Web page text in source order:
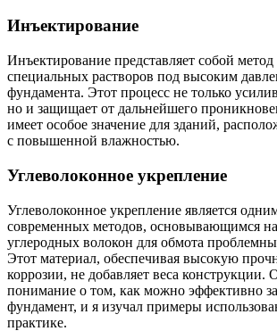
Инъектирование
Инъектирование представляет собой метод
специальных растворов под высоким
фундамента. Этот процесс не только
но и защищает от дальнейшего
имеет особое значение для зданий,
с повышенной влажностью.
Углеволоконное укрепление
Углеволоконное укрепление является
современных методов, основывающимся
углеродных волокон для обмота
Этот материал, обеспечивая высокую
коррозии, не добавляет веса конструкции.
понимание о том, как можно эффективно
фундамент, и я изучал примеры
практике.